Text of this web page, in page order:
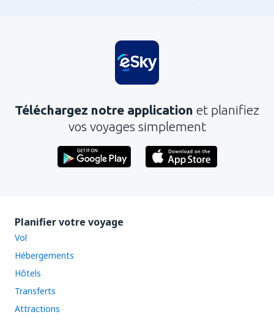
Téléchargez notre application et planifiez
vos voyages simplement
Planifier votre voyage
Vol
Hébergements
Hôtels
Transferts
Attractions